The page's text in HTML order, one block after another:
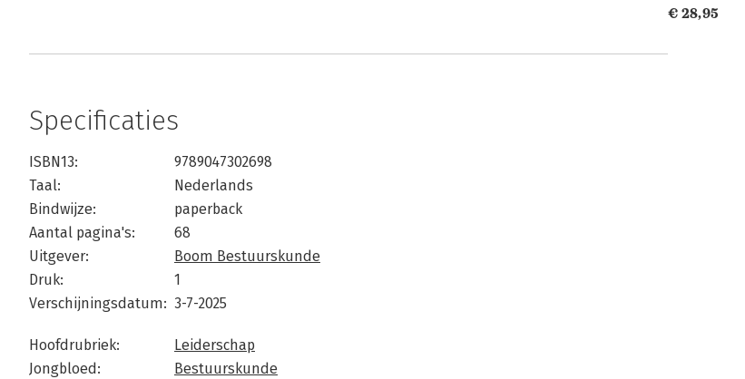
Specificaties
ISBN13:
9789047302698
Taal:
Nederlands
Bindwijze:
paperback
Aantal pagina's:
68
Uitgever:
Boom Bestuurskunde
Druk:
1
Verschijningsdatum: 3-7-2025
Hoofdrubriek:
Leiderschap
Jongbloed:
Bestuurskunde
€ 28,95